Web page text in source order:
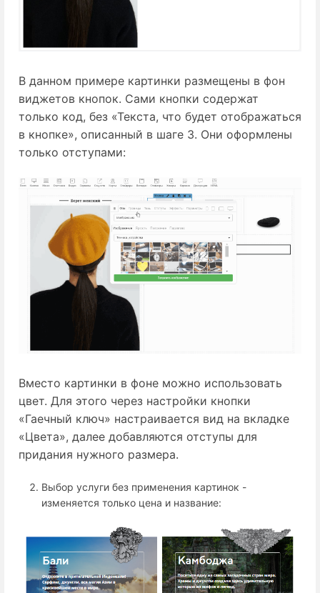
В данном примере картинки размещены в фон
виджетов кнопок. Сами кнопки содержат
только код, без «Текста, что будет отображаться
в кнопке», описанный в шаге 3. Они оформлены
только отступами:
Вместо картинки в фоне можно использовать
цвет. Для этого через настройки кнопки
«Гаечный ключ» настраивается вид на вкладке
«Цвета», далее добавляются отступы для
придания нужного размера.
Выбор услуги без применения картинок -
изменяется только цена и название: